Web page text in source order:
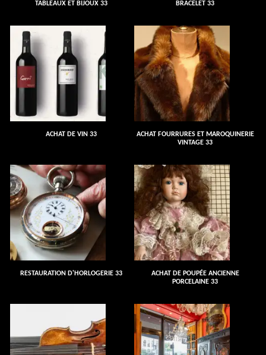
TABLEAUX ET BIJOUX 33
BRACELET 33
ACHAT DE VIN 33
ACHAT FOURRURES ET MAROQUINERIE
VINTAGE 33
RESTAURATION D'HORLOGERIE 33
ACHAT DE POUPÉE ANCIENNE
PORCELAINE 33